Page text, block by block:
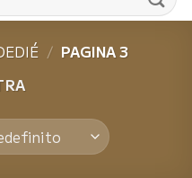
/ PAGINA 3